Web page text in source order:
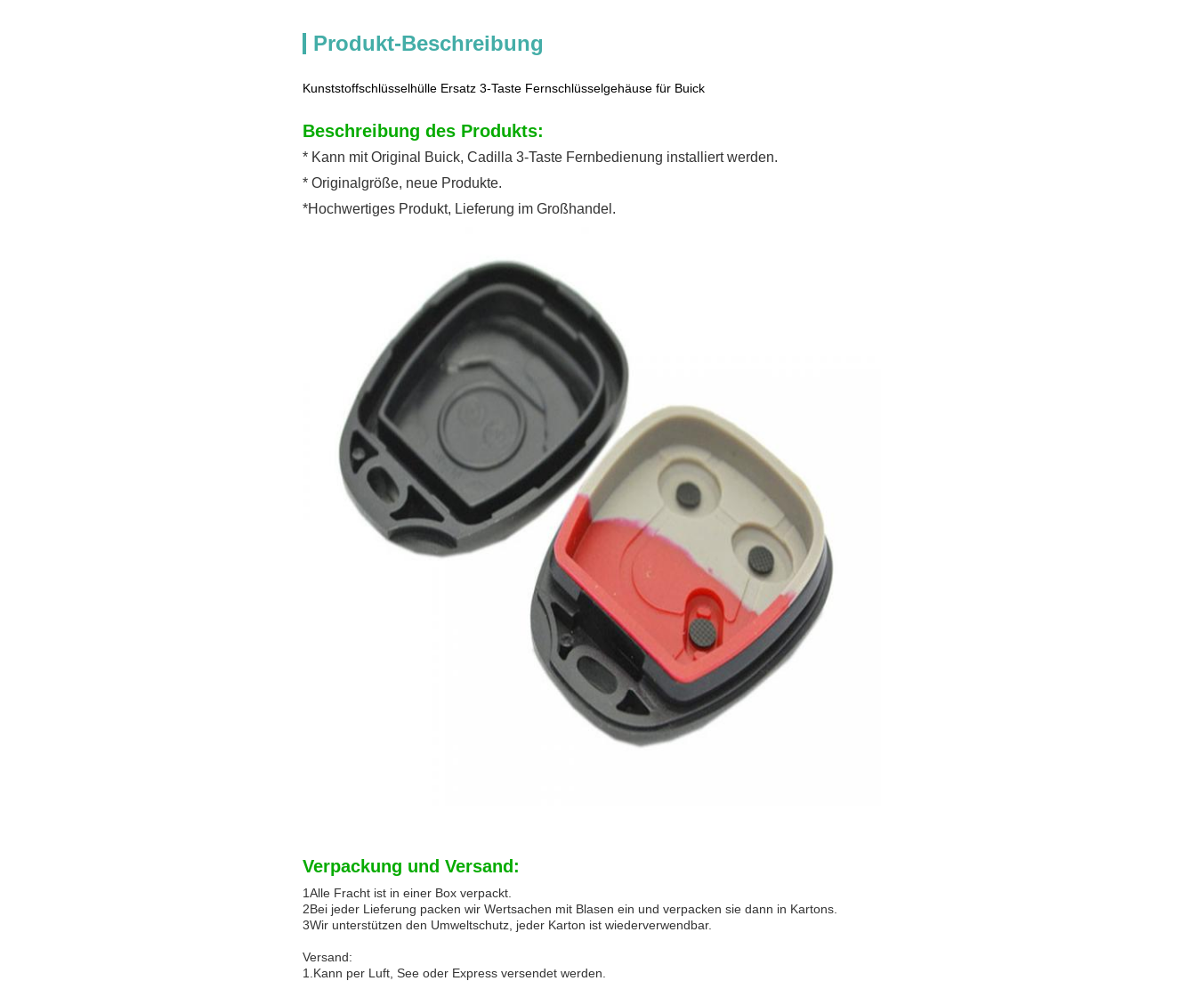
Produkt-Beschreibung
Kunststoffschlüsselhülle Ersatz 3-Taste Fernschlüsselgehäuse für Buick
Beschreibung des Produkts:
* Kann mit Original Buick, Cadilla 3-Taste Fernbedienung installiert werden.
* Originalgröße, neue Produkte.
*Hochwertiges Produkt, Lieferung im Großhandel.
Verpackung und Versand:
1Alle Fracht ist in einer Box verpackt.
2Bei jeder Lieferung packen wir Wertsachen mit Blasen ein und verpacken sie dann in Kartons.
3Wir unterstützen den Umweltschutz, jeder Karton ist wiederverwendbar.
Versand:
1.Kann per Luft, See oder Express versendet werden.